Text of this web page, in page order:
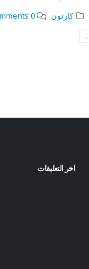
كارتون 0 Comments
اخر التعليقات